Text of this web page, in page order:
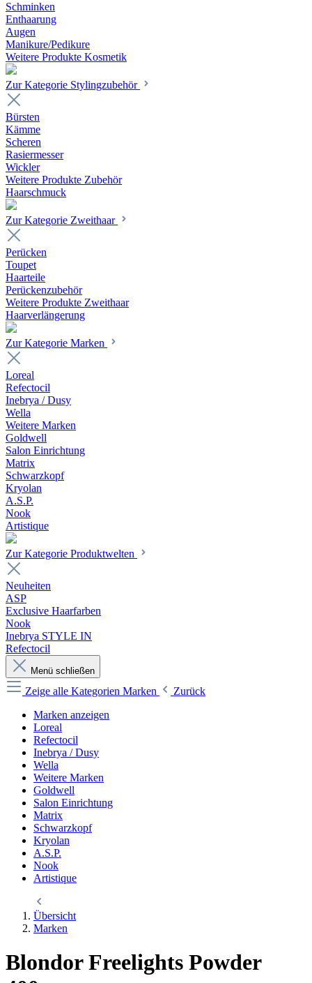
Schminken
Enthaarung
Augen
Manikure/Pedikure
Weitere Produkte Kosmetik
Zur Kategorie Stylingzubehör
Bürsten
Kämme
Scheren
Rasiermesser
Wickler
Weitere Produkte Zubehör
Haarschmuck
Zur Kategorie Zweithaar
Perücken
Toupet
Haarteile
Perückenzubehör
Weitere Produkte Zweithaar
Haarverlängerung
Zur Kategorie Marken
Loreal
Refectocil
Inebrya / Dusy
Wella
Weitere Marken
Goldwell
Salon Einrichtung
Matrix
Schwarzkopf
Kryolan
A.S.P.
Nook
Artistique
Zur Kategorie Produktwelten
Neuheiten
ASP
Exclusive Haarfarben
Nook
Inebrya STYLE IN
Refectocil
Menü schließen
Zeige alle Kategorien Marken
Zurück
Marken anzeigen
Loreal
Refectocil
Inebrya / Dusy
Wella
Weitere Marken
Goldwell
Salon Einrichtung
Matrix
Schwarzkopf
Kryolan
A.S.P.
Nook
Artistique
Übersicht
Marken
Blondor Freelights Powder